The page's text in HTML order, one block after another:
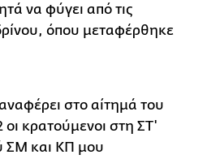
να φύγει από τις
όπου μεταφέρθηκε
στο αίτημά του
κρατούμενοι στη ΣΤ'
ΣΜ και ΚΠ μου